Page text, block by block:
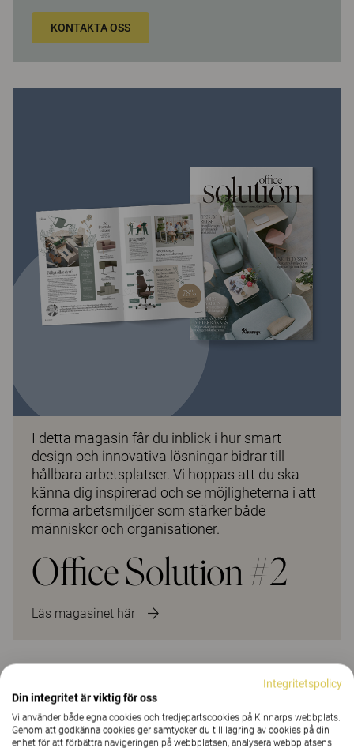
KONTAKTA OSS
I detta magasin får du inblick i hur smart
design och innovativa lösningar bidrar till
hållbara arbetsplatser. Vi hoppas att du ska
känna dig inspirerad och se möjligheterna i att
forma arbetsmiljöer som stärker både
människor och organisationer.
Office Solution #2
Läs magasinet här
Integritetspolicy
Din integritet är viktig för oss
Vi använder både egna cookies och tredjepartscookies på Kinnarps webbplats.
Genom att godkänna cookies ger samtycker du till lagring av cookies på din
enhet för att förbättra navigeringen på webbplatsen, analysera webbplatsens